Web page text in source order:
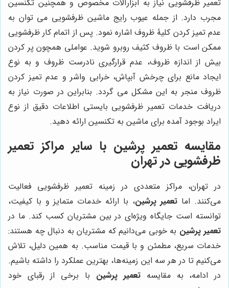
تعمیر ظرفشویی نیاز به ابزارآلات مخصوص و همچنین تکنسین
مجرب دارد. از جمله عیوب رایج ماشین ظرفشویی می توان به
عدم تمیز کردن کلیۀ ظروف اشاره نمود. پس از اتمام کار ظرفشویی
ممکن است با ظروف کثیف روبرو شوید. عواملی همچون پر کردن
بیش از اندازه ظروف، عدم قرارگیری نادرست ظروف و به نوع
ایجاد مانع برای چرخش آبپاش، خرابی واشر و عدم تمیز کردن
ظروف منجر به این مشکل می گردد. بنابراین در صورت نیاز به
دریافت خدمات تعمیر ظرفشویی بایستی اطلاعات دقیق از نوع
ایراد بوجود آمده برای ماشین به تکنسین ارائه دهید.
مقایسه تعمیر پرشین با سایر مراکز تعمیر
ظرفشویی در تهران
در تهران، مراکز متعددی در زمینه تعمیر ظرفشویی فعالیت
می‌کنند. اما تعمیر پرشین، با ارائه خدمات متمایز و با کیفیت،
توانسته است جایگاه ویژه‌ای در بین مشتریان کسب کند. ما در
تعمیر پرشین به خوبی می‌دانیم که مشتریان به دنبال چه هستند:
خدمات سریع، مطمئن و با قیمت مناسب. به همین دلیل، تلاش
می‌کنیم تا در هر سه این زمینه‌ها، بهترین عملکرد را داشته باشیم.
در ادامه، به مقایسه تعمیر پرشین با برخی از رقبای خود